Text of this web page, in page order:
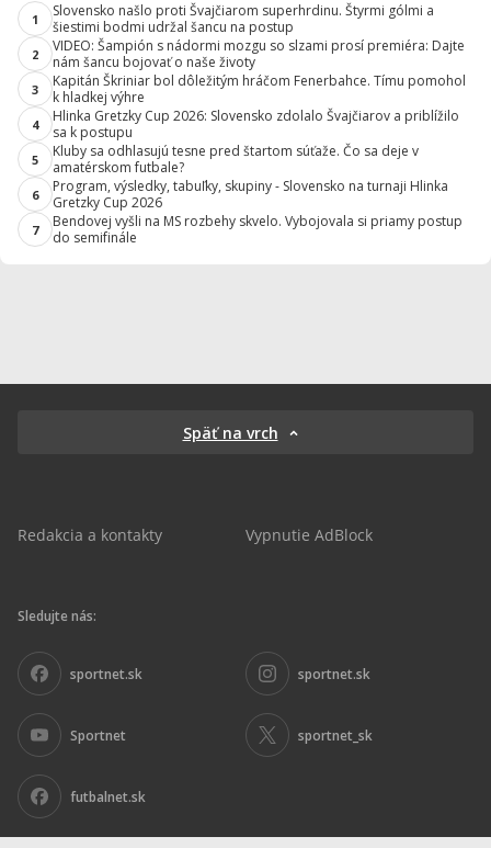
1
Slovensko našlo proti Švajčiarom superhrdinu. Štyrmi gólmi a
šiestimi bodmi udržal šancu na postup
2
VIDEO: Šampión s nádormi mozgu so slzami prosí premiéra: Dajte
nám šancu bojovať o naše životy
3
Kapitán Škriniar bol dôležitým hráčom Fenerbahce. Tímu pomohol
k hladkej výhre
4
Hlinka Gretzky Cup 2026: Slovensko zdolalo Švajčiarov a priblížilo
sa k postupu
5
Kluby sa odhlasujú tesne pred štartom súťaže. Čo sa deje v
amatérskom futbale?
6
Program, výsledky, tabuľky, skupiny - Slovensko na turnaji Hlinka
Gretzky Cup 2026
7
Bendovej vyšli na MS rozbehy skvelo. Vybojovala si priamy postup
do semifinále
Späť na vrch
Redakcia a kontakty Vypnutie AdBlock
Sledujte nás:
sportnet.sk sportnet.sk
Sportnet sportnet_sk
futbalnet.sk